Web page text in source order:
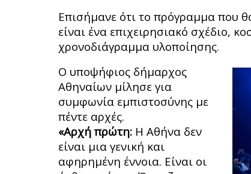
Επισήμανε ότι το πρόγραμμα που
είναι ένα επιχειρησιακό σχέδιο,
χρονοδιάγραμμα υλοποίησης.
Ο υποψήφιος δήμαρχος
Αθηναίων μίλησε για
συμφωνία εμπιστοσύνης με
πέντε αρχές.
«Αρχή πρώτη: Η Αθήνα δεν
είναι μια γενική και
αφηρημένη έννοια. Είναι οι